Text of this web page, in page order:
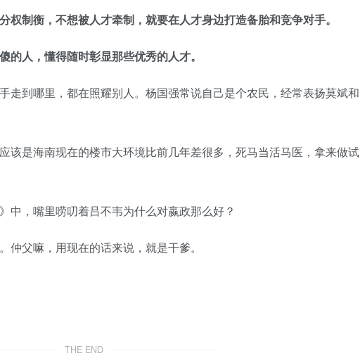
权制衡，不想被人才牵制，就要在人才身边打造备胎和竞争对手。
人，懂得随时彰显那些优秀的人才。
走到哪里，都在照耀别人。杨国强常说自己是个农民，经常表扬莫斌和
该是海南现在的楼市大环境比前几年差很多，死马当活马医，拿来做试
中，嘴里唠叨着吕不韦为什么对嬴政那么好？
父嘛，用现在的话来说，就是干爹。
THE END